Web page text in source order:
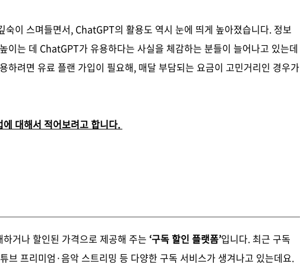
숙이 스며들면서, ChatGPT의 활용도 역시 눈에 띄게 높아졌습니다. 정보
이는 데 ChatGPT가 유용하다는 사실을 체감하는 분들이 늘어나고 있는데
하려면 유료 플랜 가입이 필요해, 매달 부담되는 요금이 고민거리인 경우가
대해서 적어보려고 합니다.
거나 할인된 가격으로 제공해 주는 ‘구독 할인 플랫폼’입니다. 최근 구독
브 프리미엄·음악 스트리밍 등 다양한 구독 서비스가 생겨나고 있는데요.